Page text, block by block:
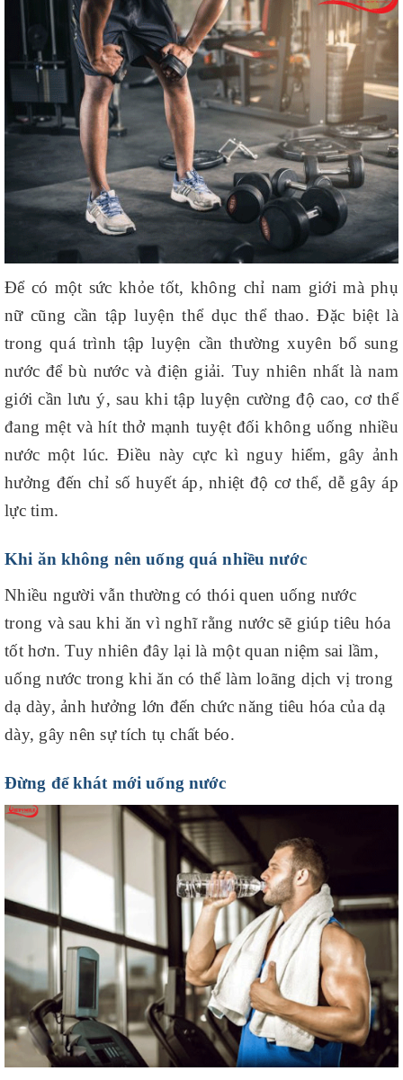
Để có một sức khỏe tốt, không chỉ nam giới mà phụ
nữ cũng cần tập luyện thể dục thể thao. Đặc biệt là
trong quá trình tập luyện cần thường xuyên bổ sung
nước để bù nước và điện giải. Tuy nhiên nhất là nam
giới cần lưu ý, sau khi tập luyện cường độ cao, cơ thể
đang mệt và hít thở mạnh tuyệt đối không uống nhiều
nước một lúc. Điều này cực kì nguy hiểm, gây ảnh
hưởng đến chỉ số huyết áp, nhiệt độ cơ thể, dễ gây áp
lực tim.
Khi ăn không nên uống quá nhiều nước
Nhiều người vẫn thường có thói quen uống nước
trong và sau khi ăn vì nghĩ rằng nước sẽ giúp tiêu hóa
tốt hơn. Tuy nhiên đây lại là một quan niệm sai lầm,
uống nước trong khi ăn có thể làm loãng dịch vị trong
dạ dày, ảnh hưởng lớn đến chức năng tiêu hóa của dạ
dày, gây nên sự tích tụ chất béo.
Đừng để khát mới uống nước